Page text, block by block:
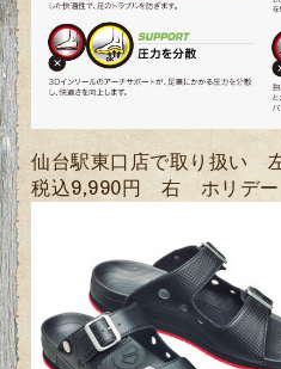
仙台駅東口店で取り扱
税込9,990円 右 ホリデ